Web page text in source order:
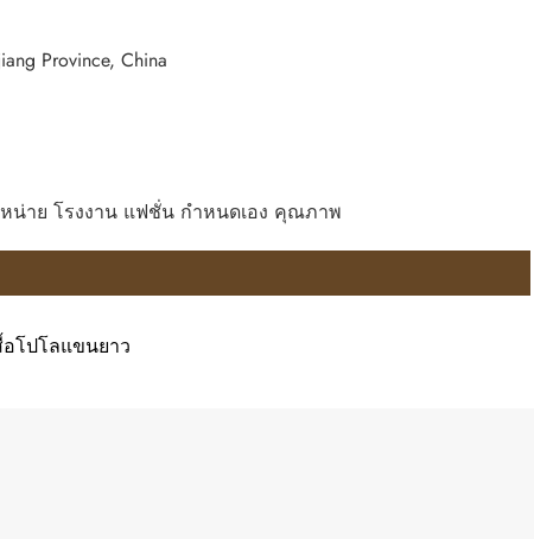
Province, China
น่าย โรงงาน แฟชั่น กำหนดเอง คุณภาพ
อโปโลแขนยาว